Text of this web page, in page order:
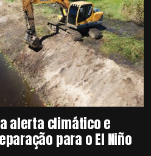
alerta climático e
para o El Niño